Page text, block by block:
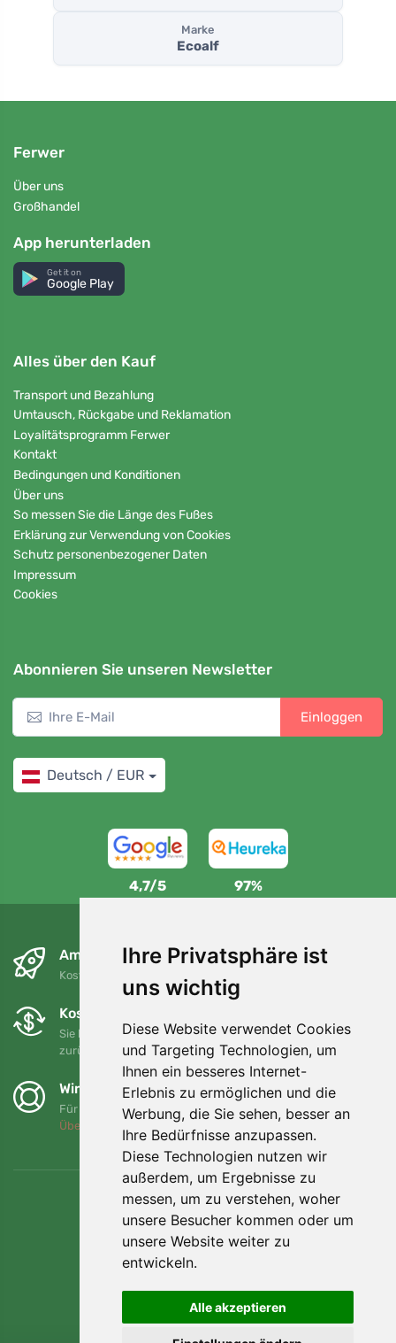
Ihre Privatsphäre ist
uns wichtig
Diese Website verwendet Cookies
und Targeting Technologien, um
Ihnen ein besseres Internet-
Erlebnis zu ermöglichen und die
Werbung, die Sie sehen, besser an
Ihre Bedürfnisse anzupassen.
Diese Technologien nutzen wir
außerdem, um Ergebnisse zu
messen, um zu verstehen, woher
unsere Besucher kommen oder um
unsere Website weiter zu
entwickeln.
Alle akzeptieren
Marke
Ecoalf
Ferwer
Über uns
Großhandel
App herunterladen
Get it on
Google Play
Alles über den Kauf
Transport und Bezahlung
Umtausch, Rückgabe und Reklamation
Loyalitätsprogramm Ferwer
Kontakt
Bedingungen und Konditionen
Über uns
So messen Sie die Länge des Fußes
Erklärung zur Verwendung von Cookies
Schutz personenbezogener Daten
Impressum
Cookies
Abonnieren Sie unseren Newsletter
Einloggen
Deutsch / EUR
4,7/5 97%
Am nächsten Tag und kostenlos
Kostenloser Versand für Bestellungen über 80 EUR
Kostenloser Umtausch und Rückgabe
Sie können Ihre Bestellung jederzeit innerhalb von 90 Tagen
zurückgeben oder umtauschen.
Wir unterstützen Trees.org
Für jede Bestellung pflanzen wir einen Baum! Mehr lesen
Über uns